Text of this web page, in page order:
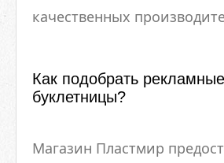
качественных
Как подобрать рекламные
буклетницы?
Магазин Пластмир